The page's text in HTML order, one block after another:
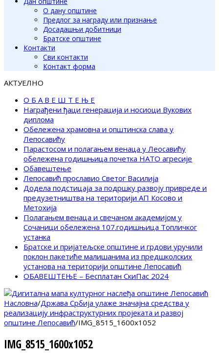
О дану општине
Предлог за награду или признање
Досадашњи добитници
Братске општине
Контакти
Сви контакти
Контакт форма
АКТУЕЛНО
О Б А В Е Ш Т Е Њ Е
Награђени ђаци генерација и носиоци Вукових
диплома
Обележена храмовна и општинска слава у
Лепосавићу
Парастосом и полагањем венаца у Леосавићу
обележена годишњица почетка НАТО агресије
Обавештење
Лепосавић прославио Светог Василија
Додела подстицаја за подршку развоју привреде и
предузетништва на територији АП Косово и
Метохија
Полагањем венаца и свечаном академијом у
Сочаници обележена 107.годишњица Топличког
устанка
Братске и пријатељске општине и грдови уручили
поклон пакетиће малишанима из предшколских
установа на територији општине Лепосавић
ОБАВЕШТЕЊЕ – Бесплатан СкиПас 2024
Насловна/Држава Србија улаже значајна средства у
реализацију инфраструктурних пројеката и развој
општине Лепосавић/IMG_8515_1600x1052
IMG_8515_1600x1052